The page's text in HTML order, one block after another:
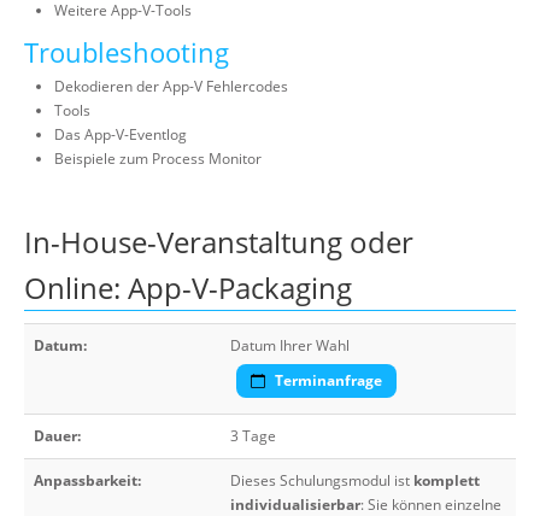
Weitere App-V-Tools
Troubleshooting
Dekodieren der App-V Fehlercodes
Tools
Das App-V-Eventlog
Beispiele zum Process Monitor
In-House-Veranstaltung oder
Online: App-V-Packaging
Datum:
Datum Ihrer Wahl
Terminanfrage
Dauer: 3 Tage
Anpassbarkeit: Dieses Schulungsmodul ist komplett
individualisierbar: Sie können einzelne